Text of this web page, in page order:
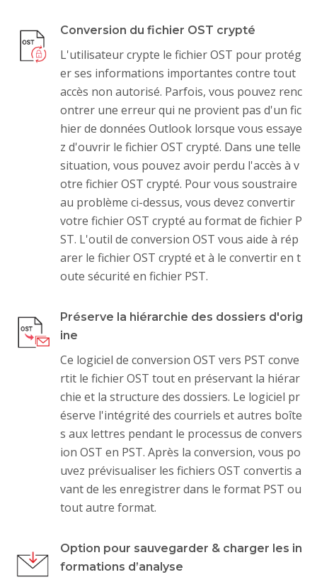
Conversion du fichier OST crypté
L'utilisateur crypte le fichier OST pour protég
er ses informations importantes contre tout
accès non autorisé. Parfois, vous pouvez renc
ontrer une erreur qui ne provient pas d'un fic
hier de données Outlook lorsque vous essaye
z d'ouvrir le fichier OST crypté. Dans une telle
situation, vous pouvez avoir perdu l'accès à v
otre fichier OST crypté. Pour vous soustraire
au problème ci-dessus, vous devez convertir
votre fichier OST crypté au format de fichier P
ST. L'outil de conversion OST vous aide à rép
arer le fichier OST crypté et à le convertir en t
oute sécurité en fichier PST.
Préserve la hiérarchie des dossiers d'orig
ine
Ce logiciel de conversion OST vers PST conve
rtit le fichier OST tout en préservant la hiérar
chie et la structure des dossiers. Le logiciel pr
éserve l'intégrité des courriels et autres boîte
s aux lettres pendant le processus de convers
ion OST en PST. Après la conversion, vous po
uvez prévisualiser les fichiers OST convertis a
vant de les enregistrer dans le format PST ou
tout autre format.
Option pour sauvegarder & charger les in
formations d’analyse